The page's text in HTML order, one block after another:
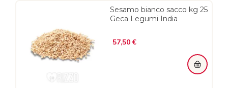
Sesamo bianco sacco kg 25
Geca Legumi India
57,50 €